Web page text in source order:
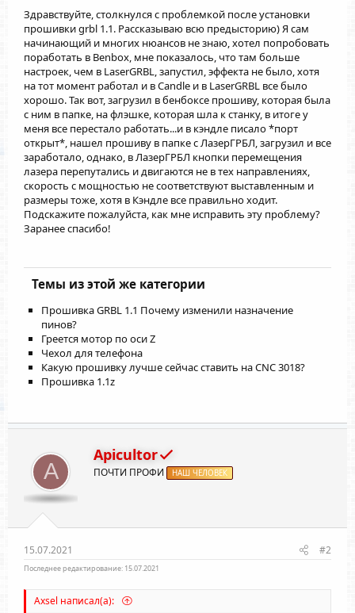
Здравствуйте, столкнулся с проблемкой после установки
прошивки grbl 1.1. Рассказываю всю предысторию) Я сам
начинающий и многих нюансов не знаю, хотел попробовать
поработать в Benbox, мне показалось, что там больше
настроек, чем в LaserGRBL, запустил, эффекта не было, хотя
на тот момент работал и в Candle и в LaserGRBL все было
хорошо. Так вот, загрузил в бенбоксе прошиву, которая была
с ним в папке, на флэшке, которая шла к станку, в итоге у
меня все перестало работать...и в кэндле писало *порт
открыт*, нашел прошиву в папке с ЛазерГРБЛ, загрузил и все
заработало, однако, в ЛазерГРБЛ кнопки перемещения
лазера перепутались и двигаются не в тех направлениях,
скорость с мощностью не соответствуют выставленным и
размеры тоже, хотя в Кэндле все правильно ходит.
Подскажите пожалуйста, как мне исправить эту проблему?
Заранее спасибо!
Темы из этой же категории
Прошивка GRBL 1.1 Почему изменили назначение
пинов?
Греется мотор по оси Z
Чехол для телефона
Какую прошивку лучше сейчас ставить на CNC 3018?
Прошивка 1.1z
A
Apicultor
ПОЧТИ ПРОФИ НАШ ЧЕЛОВЕК
15.07.2021 #2
Последнее редактирование: 15.07.2021
Axsel написал(а):